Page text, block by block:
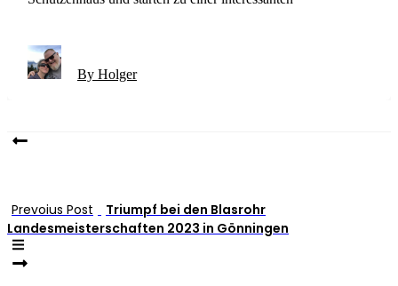
By Holger
Prevoius Post
Triumpf bei den Blasrohr
Landesmeisterschaften 2023 in Gönningen